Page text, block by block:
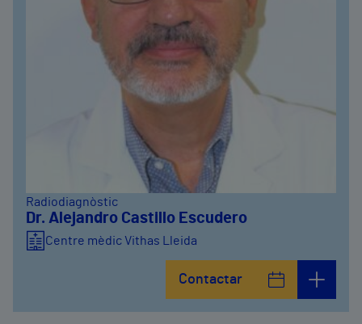
Radiodiagnòstic
Dr. Alejandro Castillo Escudero
Centre mèdic Vithas Lleida
Contactar